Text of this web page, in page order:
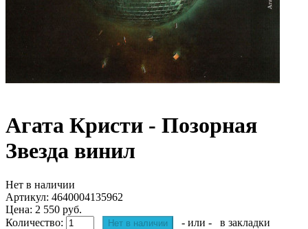
Агата Кристи - Позорная
Звезда винил
Нет в наличии
Артикул: 4640004135962
Цена: 2 550 руб.
Количество:
- или -
в закладки